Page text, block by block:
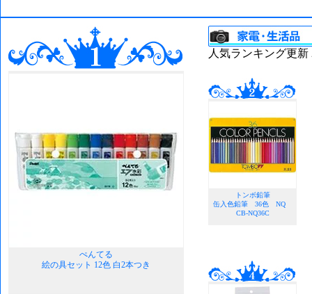
ぺんてる
絵の具セット 12色 白2本つき
人気ランキング更新
トンボ鉛筆
缶入色鉛筆 36色 NQ
CB-NQ36C